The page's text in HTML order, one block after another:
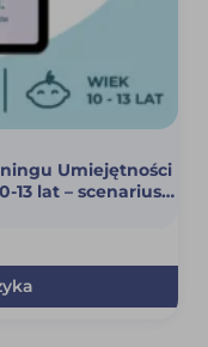
Umiejętności
13 lat – scenariusz